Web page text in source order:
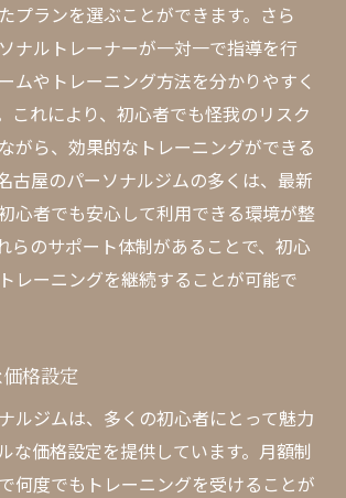
プランを選ぶことができます。さら
ナルトレーナーが一対一で指導を行
ムやトレーニング方法を分かりやすく
これにより、初心者でも怪我のリスク
がら、効果的なトレーニングができる
古屋のパーソナルジムの多くは、最新
心者でも安心して利用できる環境が整
らのサポート体制があることで、初心
レーニングを継続することが可能で
格設定
ルジムは、多くの初心者にとって魅力
な価格設定を提供しています。月額制
何度でもトレーニングを受けることが